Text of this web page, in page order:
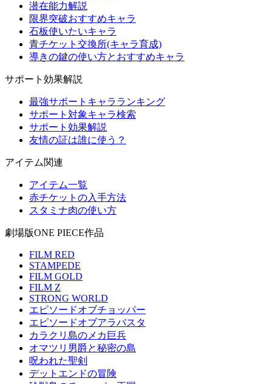
潜在能力解説
限界突破おすすめキャラ
石板使いたいキャラ
青チケット交換所(キャラ育成)
導きの鍵の使い方とおすすめキャラ
サポート効果解説
最強サポートキャラランキング
サポート対象キャラ検索
サポート効果解説
友情の証は誰に使う？
アイテム関連
アイテム一覧
赤チケットの入手方法
スタミナ肉の使い方
劇場版ONE PIECE作品
FILM RED
STAMPEDE
FILM GOLD
FILM Z
STRONG WORLD
エピソードオブチョッパー
エピソードオブアラバスタ
カラクリ島のメカ巨兵
オマツリ男爵と秘密の島
呪われた聖剣
デットエンドの冒険